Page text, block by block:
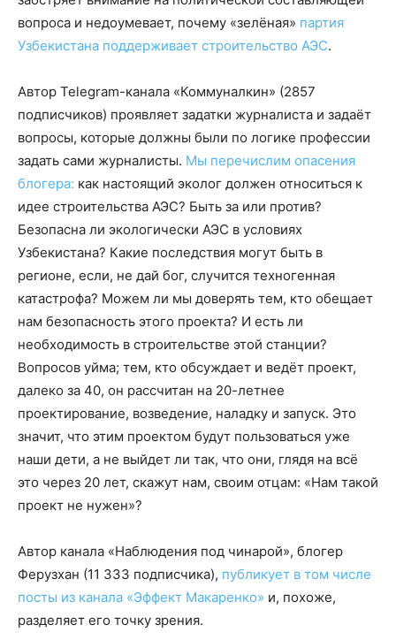
вопроса и недоумевает, почему «зелёная» партия
Узбекистана поддерживает строительство АЭС.
Автор Telegram-канала «Коммуналкин» (2857
подписчиков) проявляет задатки журналиста и задаёт
вопросы, которые должны были по логике профессии
задать сами журналисты. Мы перечислим опасения
блогера: как настоящий эколог должен относиться к
идее строительства АЭС? Быть за или против?
Безопасна ли экологически АЭС в условиях
Узбекистана? Какие последствия могут быть в
регионе, если, не дай бог, случится техногенная
катастрофа? Можем ли мы доверять тем, кто обещает
нам безопасность этого проекта? И есть ли
необходимость в строительстве этой станции?
Вопросов уйма; тем, кто обсуждает и ведёт проект,
далеко за 40, он рассчитан на 20-летнее
проектирование, возведение, наладку и запуск. Это
значит, что этим проектом будут пользоваться уже
наши дети, а не выйдет ли так, что они, глядя на всё
это через 20 лет, скажут нам, своим отцам: «Нам такой
проект не нужен»?
Автор канала «Наблюдения под чинарой», блогер
Ферузхан (11 333 подписчика), публикует в том числе
посты из канала «Эффект Макаренко» и, похоже,
разделяет его точку зрения.